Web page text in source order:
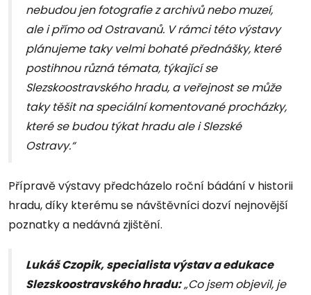
nebudou jen fotografie z archivů nebo muzeí,
ale i přímo od Ostravanů. V rámci této výstavy
plánujeme taky velmi bohaté přednášky, které
postihnou různá témata, týkající se
Slezskoostravského hradu, a veřejnost se může
taky těšit na speciální komentované procházky,
které se budou týkat hradu ale i Slezské
Ostravy.“
Přípravě výstavy předcházelo roční bádání v historii
hradu, díky kterému se návštěvníci dozví nejnovější
poznatky a nedávná zjištění.
Lukáš Czopik, specialista výstav a edukace
Slezskoostravského hradu:„Co jsem objevil, je